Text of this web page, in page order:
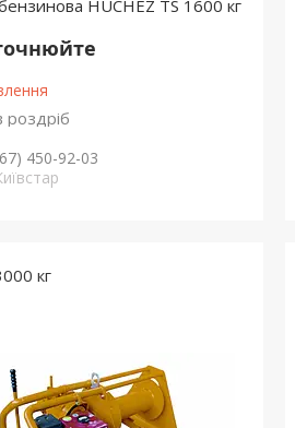
HUCHEZ TS 1600 кг
роздріб
450-92-03
кг